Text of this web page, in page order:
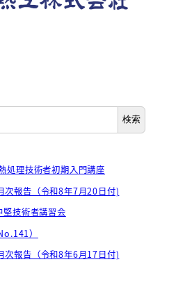
検索
処理技術者初期入門講座
次報告（令和8年7月20日付)
技術者講習会
）
次報告（令和8年6月17日付)